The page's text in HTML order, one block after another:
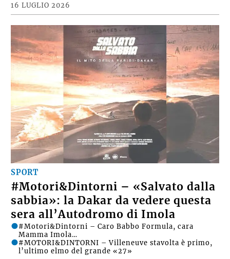
16 LUGLIO 2026
SPORT
#Motori&Dintorni – «Salvato dalla
sabbia»: la Dakar da vedere questa
sera all’Autodromo di Imola
#Motori&Dintorni – Caro Babbo Formula, cara
Mamma Imola…
#MOTORI&DINTORNI – Villeneuve stavolta è primo,
l’ultimo elmo del grande «27»